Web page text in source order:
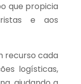
que propicia
e aos
recurso cada
logísticas,